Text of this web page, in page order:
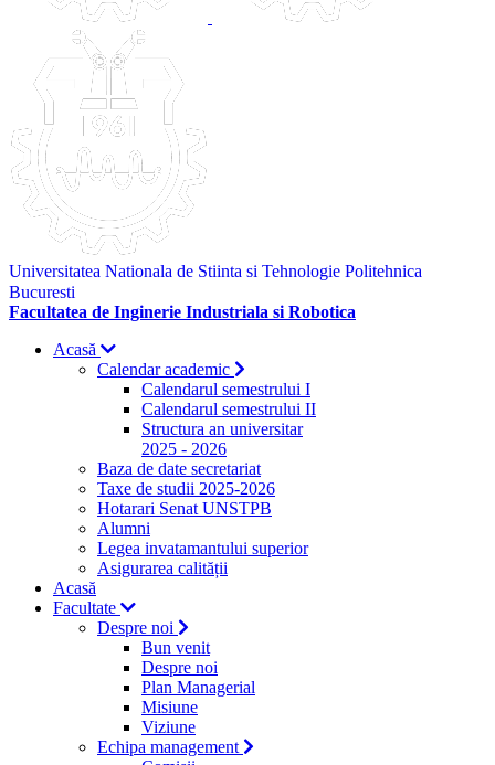
Universitatea Nationala de Stiinta si Tehnologie Politehnica
Bucuresti
Facultatea de Inginerie Industriala si Robotica
Acasă
Calendar academic
Calendarul semestrului I
Calendarul semestrului II
Structura an universitar
2025 - 2026
Baza de date secretariat
Taxe de studii 2025-2026
Hotarari Senat UNSTPB
Alumni
Legea invatamantului superior
Asigurarea calității
Acasă
Facultate
Despre noi
Bun venit
Despre noi
Plan Managerial
Misiune
Viziune
Echipa management